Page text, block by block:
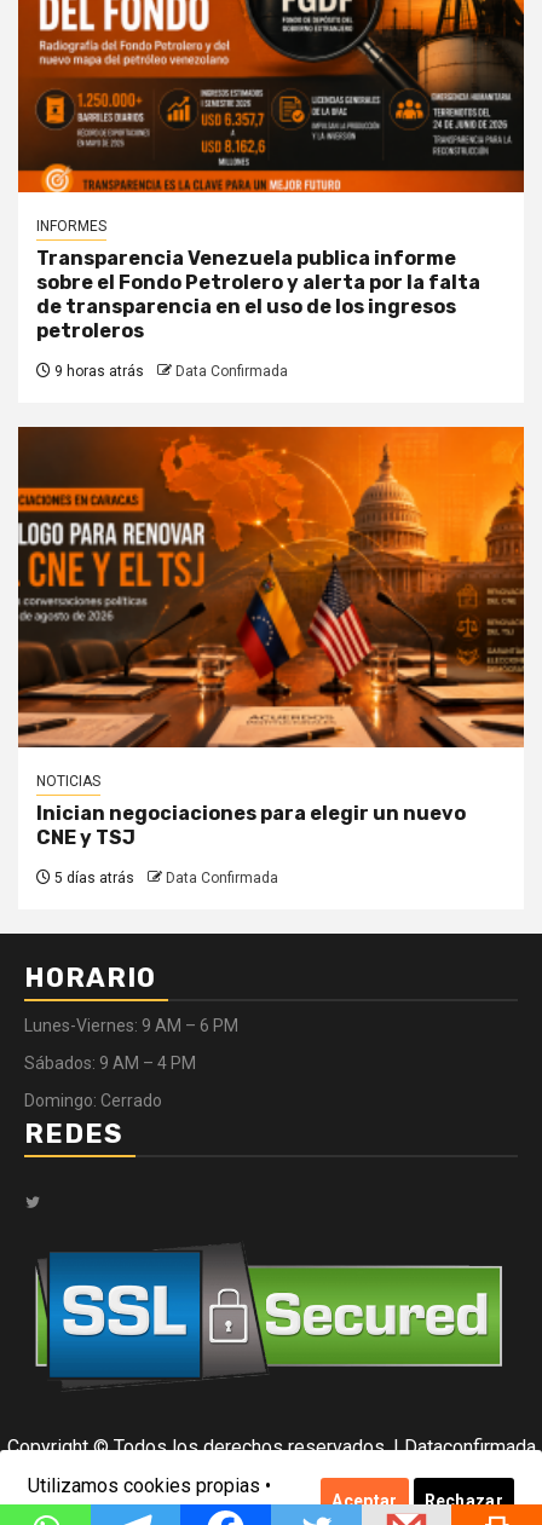
INFORMES
Transparencia Venezuela publica informe
sobre el Fondo Petrolero y alerta por la falta
de transparencia en el uso de los ingresos
petroleros
9 horas atrás Data Confirmada
NOTICIAS
Inician negociaciones para elegir un nuevo
CNE y TSJ
5 días atrás Data Confirmada
HORARIO
Lunes-Viernes: 9 AM – 6 PM
Sábados: 9 AM – 4 PM
Domingo: Cerrado
REDES
Twitter
Copyright © Todos los derechos reservados.|Dataconfirmada
por Data Center.
Utilizamos cookies propias •
Ver
Aceptar Rechazar